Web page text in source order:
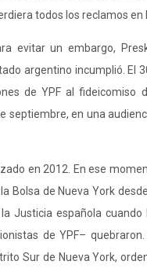
todos los reclamos
evitar un embargo,
argentino incumplió. El
de YPF al fideicomiso
septiembre, en una
en 2012. En ese
Bolsa de Nueva York
Justicia española
de YPF–
Sur de Nueva York,